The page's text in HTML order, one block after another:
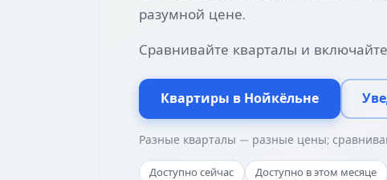
разумной цене.
Сравнивайте кварталы и
Квартиры в Нойкёльне
Разные кварталы — разные цены;
Доступно сейчас Доступно в этом месяце